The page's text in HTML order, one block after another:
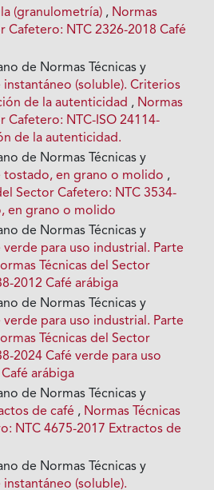
(granulometría) , Normas
Cafetero: NTC 2326-2018 Café
de Normas Técnicas y
instantáneo (soluble). Criterios
de la autenticidad , Normas
Cafetero: NTC-ISO 24114-
de la autenticidad.
de Normas Técnicas y
tostado, en grano o molido ,
Sector Cafetero: NTC 3534-
en grano o molido
de Normas Técnicas y
verde para uso industrial. Parte
Técnicas del Sector
2012 Café arábiga
de Normas Técnicas y
verde para uso industrial. Parte
Técnicas del Sector
2024 Café verde para uso
arábiga
de Normas Técnicas y
de café , Normas Técnicas
NTC 4675-2017 Extractos de
de Normas Técnicas y
instantáneo (soluble).